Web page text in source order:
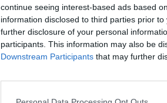
continue seeing interest-based ads based
information disclosed to third parties prior
further disclosure of your personal
participants. This information may also be
Downstream Participants that may further